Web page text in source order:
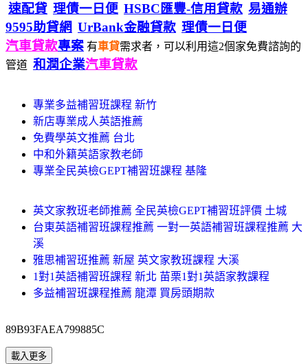
速配貸 理債一日便 HSBC匯豐-信用貸款 易通辦
9595助貸網 UrBank金融貸款 理債一日便
汽車貸款專案 有車貸需求者，可以利用這2個家免費諮詢的
管道 和潤企業汽車貸款
專業多益補習班課程 新竹
新店專業成人英語推薦
免費學英文推薦 台北
中和外籍英語家教老師
專業全民英檢GEPT補習班課程 基隆
英文家教班老師推薦 全民英檢GEPT補習班評價 土城
台東英語補習班課程推薦 一對一英語補習班課程推薦 大
溪
雅思補習班推薦 新屋 英文家教班課程 大溪
1對1英語補習班課程 新北 苗栗1對1英語家教課程
多益補習班課程推薦 龍潭 買房頭期款
89B93FAEA799885C
載入更多